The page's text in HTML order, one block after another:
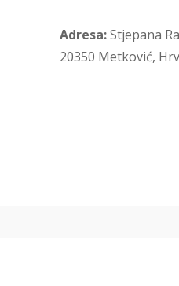
Adresa:Stjepana
20350 Metković,